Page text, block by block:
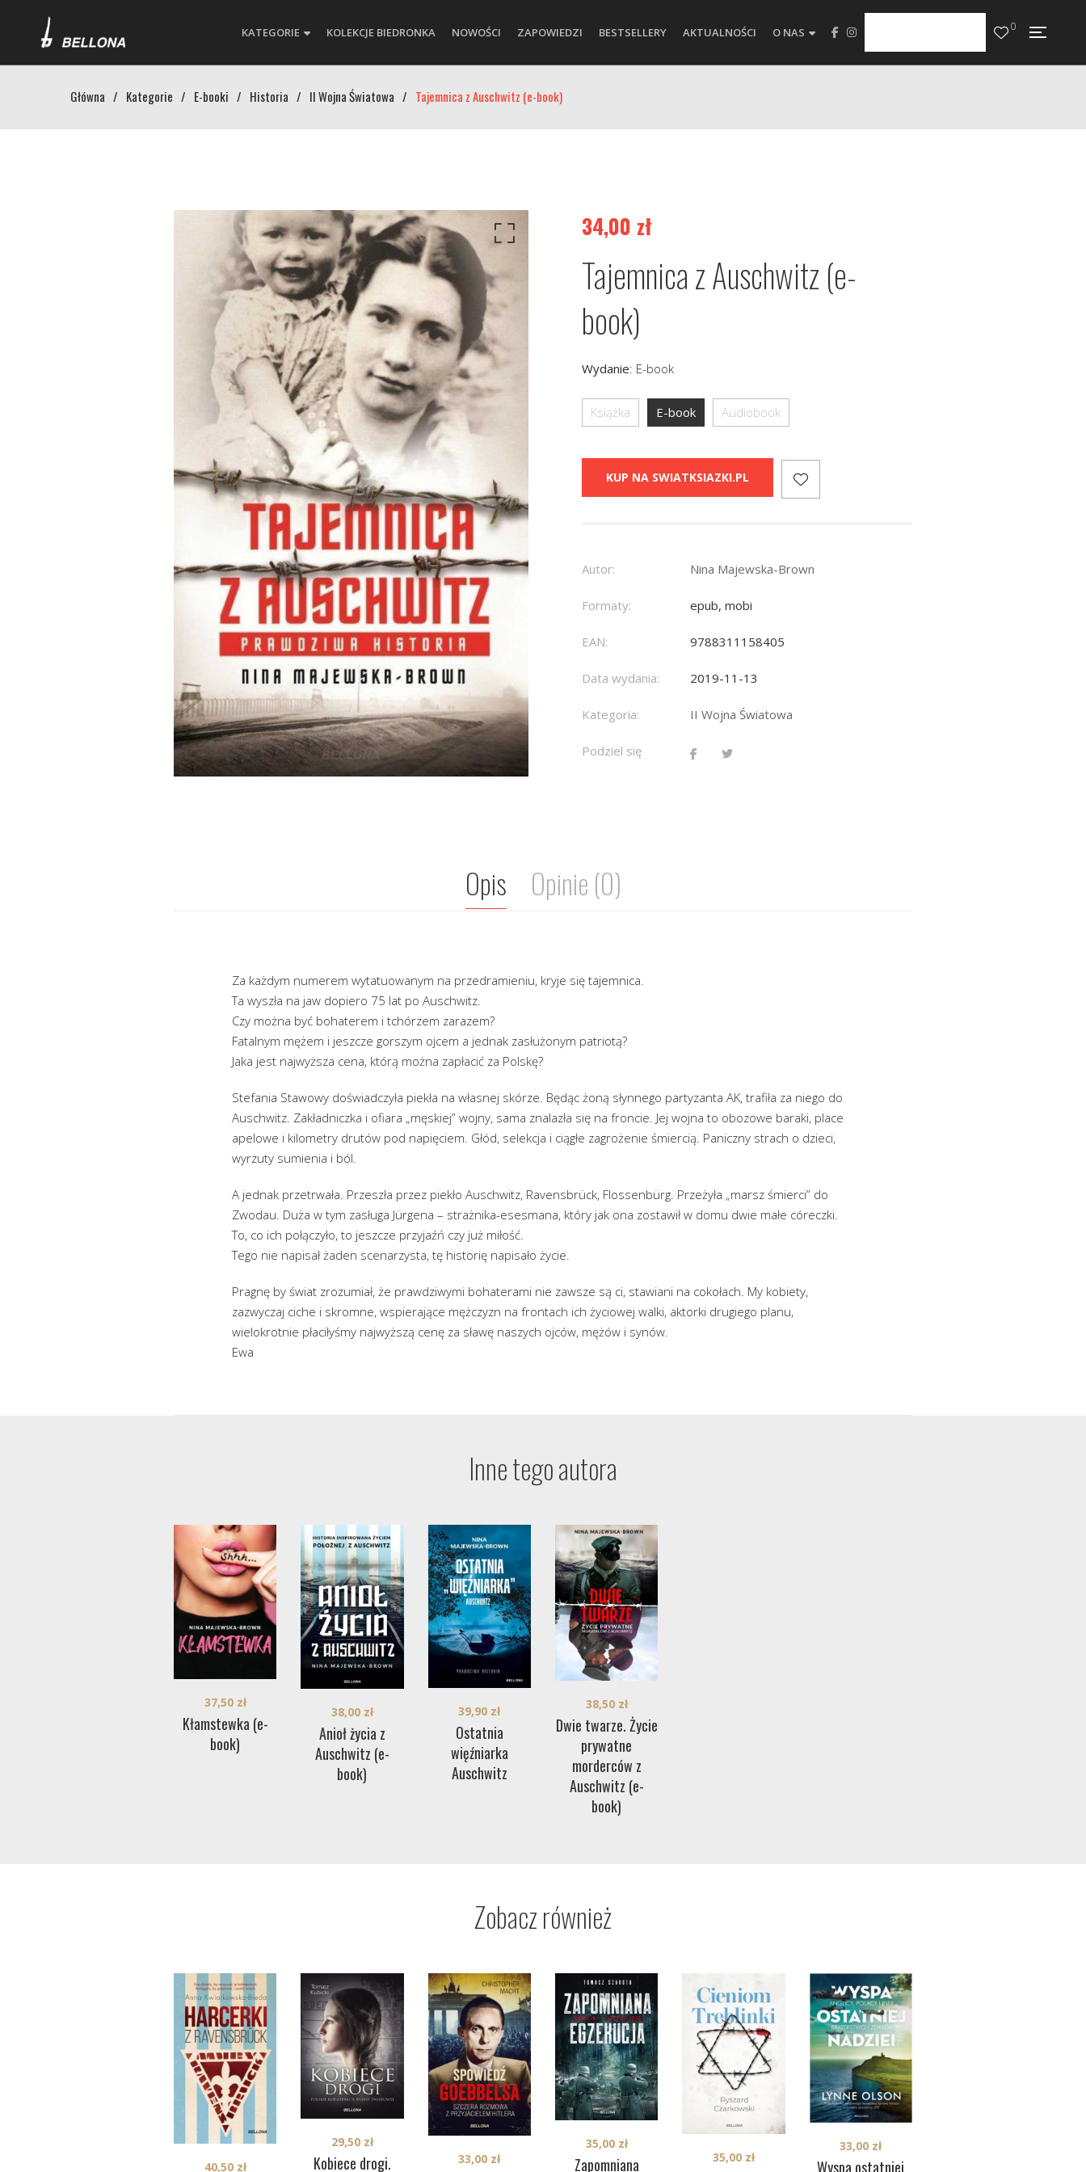
KATEGORIE KOLEKCJE BIEDRONKA NOWOŚCI ZAPOWIEDZI BESTSELLERY AKTUALNOŚCI O NAS 0
Główna / Kategorie / E-booki / Historia / II Wojna Światowa / Tajemnica z Auschwitz (e-book)
34,00 zł
Tajemnica z Auschwitz (e-
book)
Wydanie: E-book
Książka E-book Audiobook
KUP NA SWIATKSIAZKI.PL
Autor: Nina Majewska-Brown
Formaty: epub, mobi
EAN: 9788311158405
Data wydania: 2019-11-13
Kategoria: II Wojna Światowa
Podziel się
Opis Opinie (0)
Za każdym numerem wytatuowanym na przedramieniu, kryje się tajemnica.
Ta wyszła na jaw dopiero 75 lat po Auschwitz.
Czy można być bohaterem i tchórzem zarazem?
Fatalnym mężem i jeszcze gorszym ojcem a jednak zasłużonym patriotą?
Jaka jest najwyższa cena, którą można zapłacić za Polskę?
Stefania Stawowy doświadczyła piekła na własnej skórze. Będąc żoną słynnego partyzanta AK, trafiła za niego do
Auschwitz. Zakładniczka i ofiara „męskiej” wojny, sama znalazła się na froncie. Jej wojna to obozowe baraki, place
apelowe i kilometry drutów pod napięciem. Głód, selekcja i ciągłe zagrożenie śmiercią. Paniczny strach o dzieci,
wyrzuty sumienia i ból.
A jednak przetrwała. Przeszła przez piekło Auschwitz, Ravensbrück, Flossenbürg. Przeżyła „marsz śmierci” do
Zwodau. Duża w tym zasługa Jürgena – strażnika-esesmana, który jak ona zostawił w domu dwie małe córeczki.
To, co ich połączyło, to jeszcze przyjaźń czy już miłość.
Tego nie napisał żaden scenarzysta, tę historię napisało życie.
Pragnę by świat zrozumiał, że prawdziwymi bohaterami nie zawsze są ci, stawiani na cokołach. My kobiety,
zazwyczaj ciche i skromne, wspierające mężczyzn na frontach ich życiowej walki, aktorki drugiego planu,
wielokrotnie płaciłyśmy najwyższą cenę za sławę naszych ojców, mężów i synów.
Ewa
Inne tego autora
Kłamstewka (e-
book)
37,50 zł
Anioł życia z
Auschwitz (e-
book)
38,00 zł
Ostatnia
więźniarka
Auschwitz
39,90 zł
Dwie twarze. Życie
prywatne
morderców z
Auschwitz (e-
book)
38,50 zł
Zobacz również
40,50 zł
Kobiece drogi.
29,50 zł
33,00 zł
Zapomniana
35,00 zł
35,00 zł
Wyspa ostatniej
33,00 zł